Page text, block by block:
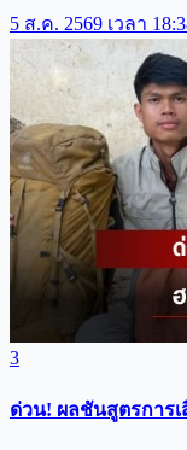
5 ส.ค. 2569 เวลา
3
ด่วน! ผลชันสูตรการ